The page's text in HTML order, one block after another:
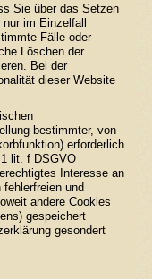
Sie über das Setzen
im Einzelfall
Fälle oder
Löschen der
Bei der
dieser Website
bestimmter, von
erforderlich
lit. f DSGVO
Interesse an
und
andere Cookies
gespeichert
gesondert